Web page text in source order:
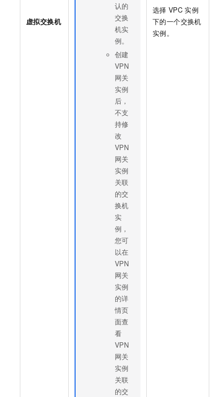
虚拟交换机
认的
交换
机实
例。
创建
VPN
网关
实例
后，
不支
持修
改
VPN
网关
实例
关联
的交
换机
实
例，
您可
以在
VPN
网关
实例
的详
情页
面查
看
VPN
网关
实例
关联
的交
选择 VPC 实例
下的一个交换机
实例。